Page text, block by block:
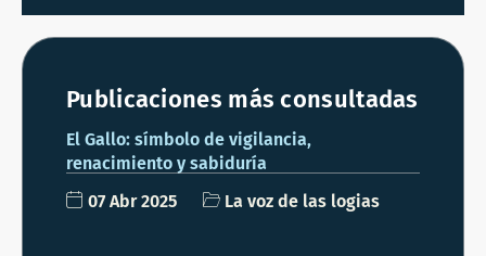
Publicaciones más consultadas
El Gallo: símbolo de vigilancia,
renacimiento y sabiduría
07 Abr 2025
La voz de las logias